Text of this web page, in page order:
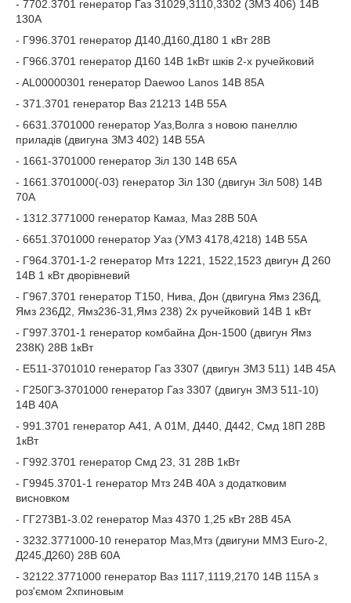
- 7702.3701 генератор Газ 31029,3110,3302 (ЗМЗ 406) 14В
130А
- Г996.3701 генератор Д140,Д160,Д180 1 кВт 28В
- Г966.3701 генератор Д160 14В 1кВт шків 2-х ручейковий
- AL00000301 генератор Daewoo Lanos 14В 85А
- 371.3701 генератор Ваз 21213 14В 55А
- 6631.3701000 генератор Уаз,Волга з новою панеллю
приладів (двигуна ЗМЗ 402) 14В 55А
- 1661-3701000 генератор Зіл 130 14В 65А
- 1661.3701000(-03) генератор Зіл 130 (двигун Зіл 508) 14В
70А
- 1312.3771000 генератор Камаз, Маз 28В 50А
- 6651.3701000 генератор Уаз (УМЗ 4178,4218) 14В 55А
- Г964.3701-1-2 генератор Мтз 1221, 1522,1523 двигун Д 260
14В 1 кВт дворівневий
- Г967.3701 генератор Т150, Нива, Дон (двигуна Ямз 236Д,
Ямз 236Д2, Ямз236-31,Ямз 238) 2х ручейковий 14В 1 кВт
- Г997.3701-1 генератор комбайна Дон-1500 (двигун Ямз
238К) 28В 1кВт
- Е511-3701010 генератор Газ 3307 (двигун ЗМЗ 511) 14В 45А
- Г250ГЗ-3701000 генератор Газ 3307 (двигун ЗМЗ 511-10)
14В 40А
- 991.3701 генератор А41, А 01М, Д440, Д442, Смд 18П 28В
1кВт
- Г992.3701 генератор Смд 23, 31 28В 1кВт
- Г9945.3701-1 генератор Мтз 24В 40А з додатковим
висновком
- ГГ273В1-3.02 генератор Маз 4370 1,25 кВт 28В 45А
- 3232.3771000-10 генератор Маз,Мтз (двигуни ММЗ Euro-2,
Д245,Д260) 28В 60А
- 32122.3771000 генератор Ваз 1117,1119,2170 14В 115А з
роз'ємом 2хпиновым